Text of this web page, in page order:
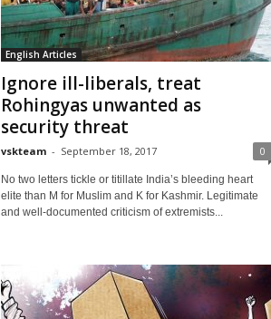
English Articles
Ignore ill-liberals, treat
Rohingyas unwanted as
security threat
vskteam - September 18, 2017 0
No two letters tickle or titillate India’s bleeding heart
elite than M for Muslim and K for Kashmir. Legitimate
and well-documented criticism of extremists...